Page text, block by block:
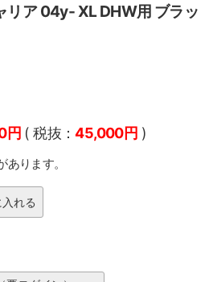
リア 04y- XL DHW用 ブラッ
円 ( 税抜：45,000円 )
あります。